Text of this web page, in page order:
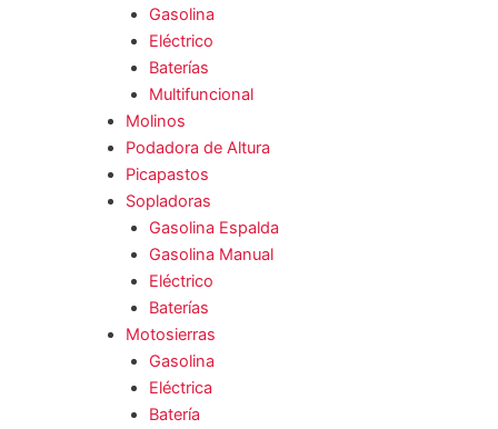
Gasolina
Eléctrico
Baterías
Multifuncional
Molinos
Podadora de Altura
Picapastos
Sopladoras
Gasolina Espalda
Gasolina Manual
Eléctrico
Baterías
Motosierras
Gasolina
Eléctrica
Batería